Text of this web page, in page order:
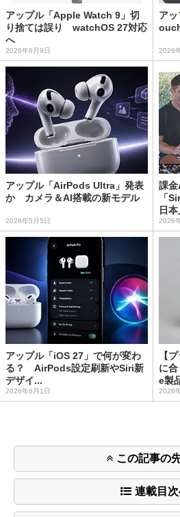
アップル「Apple Watch 9」切
り捨ては誤り watchOS 27対応
へ
2026年6月9日
ア
2026
アップル「AirPods Ultra」発表
か カメラ＆AI搭載の新モデル
2026年5月5日
課
「
日
2026
アップル「iOS 27」で何が変わ
る？ AirPods設定刷新やSiri新
デザイ...
2026年6月1日
【
に
e製
2026
この記事の
連載目